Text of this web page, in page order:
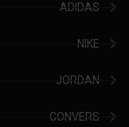
ADIDAS
NIKE
JORDAN
CONVERS